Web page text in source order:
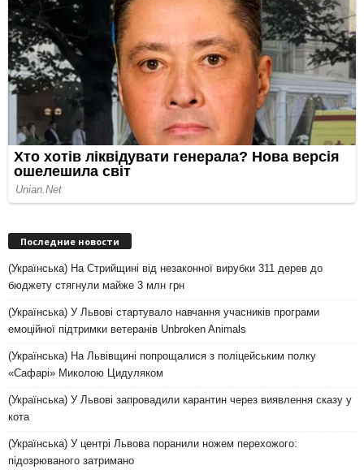
Последние новости
(Українська) На Стрийщині від незаконної вирубки 311 дерев до
бюджету стягнули майже 3 млн грн
(Українська) У Львові стартувало навчання учасників програми
емоційної підтримки ветеранів Unbroken Animals
(Українська) На Львівщині попрощалися з поліцейським полку
«Сафарі» Миколою Цидуляком
(Українська) У Львові запровадили карантин через виявлення сказу у
кота
(Українська) У центрі Львова поранили ножем перехожого:
підозрюваного затримано